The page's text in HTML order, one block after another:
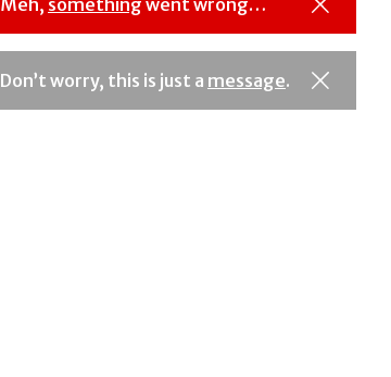
Meh, something went wrong…
Don’t worry, this is just a message.